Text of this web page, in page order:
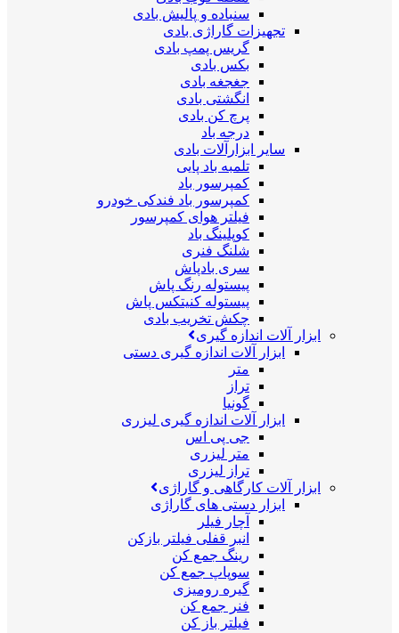
سنباده و پالیش بادی
تجهیزات گاراژی بادی
گریس پمپ بادی
بکس بادی
جغجغه بادی
انگشتی بادی
پرچ کن بادی
درجه باد
سایر ابزارآلات بادی
تلمبه باد پایی
کمپرسور باد
کمپرسور باد فندکی خودرو
فیلتر هوای کمپرسور
کوپلینگ باد
شلنگ فنری
سری بادپاش
پیستوله رنگ پاش
پیستوله کنیتکس پاش
چکش تخریب بادی
ابزار آلات اندازه گیری
ابزار آلات اندازه گیری دستی
متر
تراز
گونیا
ابزار آلات اندازه گیری لیزری
جی پی اس
متر لیزری
تراز لیزری
ابزار آلات کارگاهی و گاراژی
ابزار دستی های گاراژی
آچار فیلر
انبر قفلی فیلتر بازکن
رینگ جمع کن
سوپاپ جمع کن
گیره رومیزی
فنر جمع کن
فیلتر باز کن